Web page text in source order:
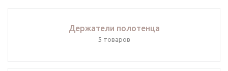
Держатели полотенца